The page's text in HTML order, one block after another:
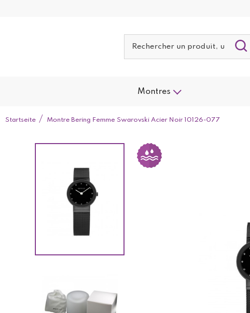
Montres
Startseite Montre Bering Femme Swarovski Acier Noir 10126-077